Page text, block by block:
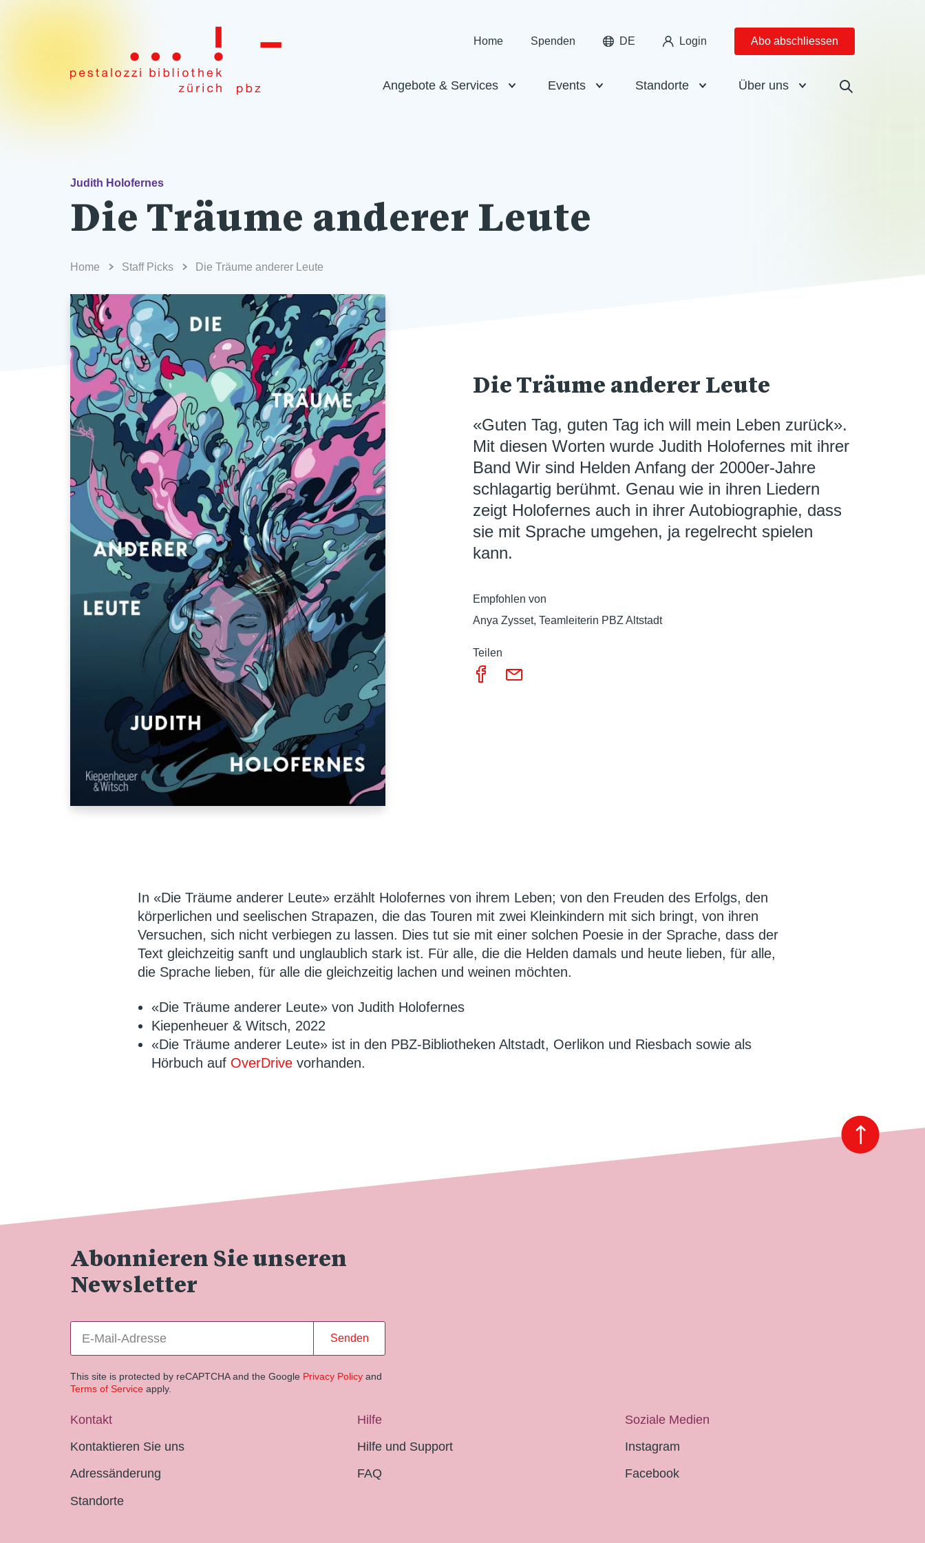
Home Spenden DE Login Abo abschliessen
Angebote & Services Events Standorte Über uns
Judith Holofernes
Die Träume anderer Leute
Home Staff Picks Die Träume anderer Leute
Die Träume anderer Leute
«Guten Tag, guten Tag ich will mein Leben zurück».
Mit diesen Worten wurde Judith Holofernes mit ihrer
Band Wir sind Helden Anfang der 2000er-Jahre
schlagartig berühmt. Genau wie in ihren Liedern
zeigt Holofernes auch in ihrer Autobiographie, dass
sie mit Sprache umgehen, ja regelrecht spielen
kann.
Empfohlen von
Anya Zysset Teamleiterin PBZ Altstadt
Teilen
In «Die Träume anderer Leute» erzählt Holofernes von ihrem Leben; von den Freuden des Erfolgs, den
körperlichen und seelischen Strapazen, die das Touren mit zwei Kleinkindern mit sich bringt, von ihren
Versuchen, sich nicht verbiegen zu lassen. Dies tut sie mit einer solchen Poesie in der Sprache, dass der
Text gleichzeitig sanft und unglaublich stark ist. Für alle, die die Helden damals und heute lieben, für alle,
die Sprache lieben, für alle die gleichzeitig lachen und weinen möchten.
«Die Träume anderer Leute» von Judith Holofernes
Kiepenheuer & Witsch, 2022
«Die Träume anderer Leute» ist in den PBZ-Bibliotheken Altstadt, Oerlikon und Riesbach sowie als
Hörbuch auf OverDrive vorhanden.
Abonnieren Sie unseren
Newsletter
Senden
This site is protected by reCAPTCHA and the Google Privacy Policy and
Terms of Service apply.
Kontakt
Kontaktieren Sie uns
Adressänderung
Standorte
Hilfe
Hilfe und Support
FAQ
Soziale Medien
Instagram
Facebook